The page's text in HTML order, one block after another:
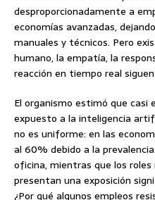
desproporcionadamente a
economías avanzadas,
manuales y técnicos. Pero
humano, la empatía, la
reacción en tiempo real
El organismo estimó que
expuesto a la inteligencia
no es uniforme: en las
al 60% debido a la
oficina, mientras que los
presentan una exposición
¿Por qué algunos empleos